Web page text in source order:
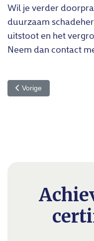
Wil je verder
duurzaam
uitstoot en het
Neem dan contact
Vorig artikel: MainFlow
Vorige